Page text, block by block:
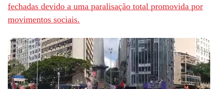
fechadas devido a uma paralisação total promovida por
movimentos sociais.